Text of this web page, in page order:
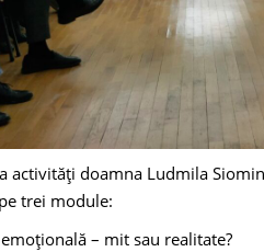
activități doamna Ludmila
trei module:
– mit sau realitate?